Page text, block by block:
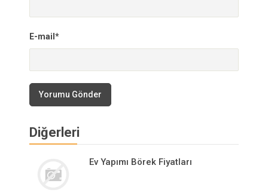
E-mail*
Yorumu Gönder
Diğerleri
Ev Yapımı Börek Fiyatları